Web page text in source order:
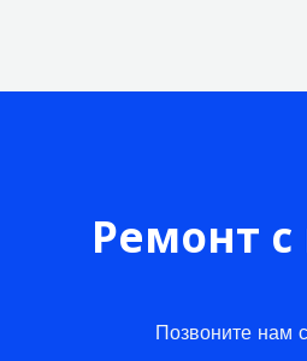
Ремонт с
Позвоните нам